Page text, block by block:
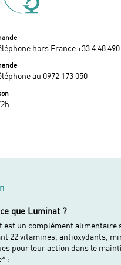
hors France +33 4 48 490
au 0972 173 050
que Luminat ?
est un complément alimentaire
22 vitamines, antioxydants,
pour leur action dans le
: